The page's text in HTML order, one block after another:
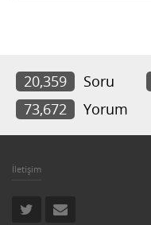
20,359 Soru
73,672
Yorum
İletişim